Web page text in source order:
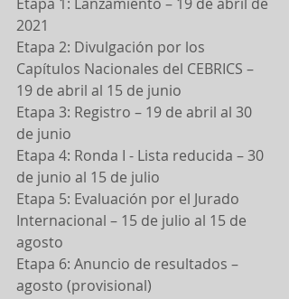
2021
Etapa 2: Divulgación por los
Capítulos Nacionales del CEBRICS –
19 de abril al 15 de junio
Etapa 3: Registro – 19 de abril al 30
de junio
Etapa 4: Ronda I - Lista reducida – 30
de junio al 15 de julio
Etapa 5: Evaluación por el Jurado
Internacional – 15 de julio al 15 de
agosto
Etapa 6: Anuncio de resultados –
agosto (provisional)